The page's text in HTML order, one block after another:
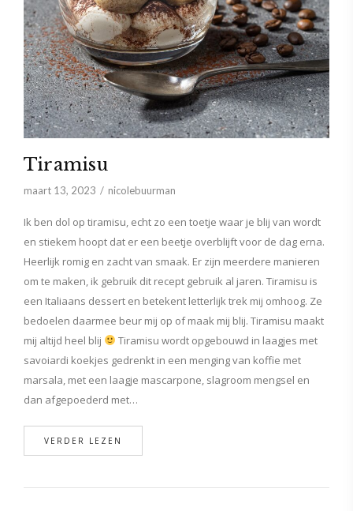
Tiramisu
maart 13, 2023 nicolebuurman
Ik ben dol op tiramisu, echt zo een toetje waar je blij van wordt
en stiekem hoopt dat er een beetje overblijft voor de dag erna.
Heerlijk romig en zacht van smaak. Er zijn meerdere manieren
om te maken, ik gebruik dit recept gebruik al jaren. Tiramisu is
een Italiaans dessert en betekent letterlijk trek mij omhoog. Ze
bedoelen daarmee beur mij op of maak mij blij. Tiramisu maakt
mij altijd heel blij
Tiramisu wordt opgebouwd in laagjes met
savoiardi koekjes gedrenkt in een menging van koffie met
marsala, met een laagje mascarpone, slagroom mengsel en
dan afgepoederd met…
VERDER LEZEN